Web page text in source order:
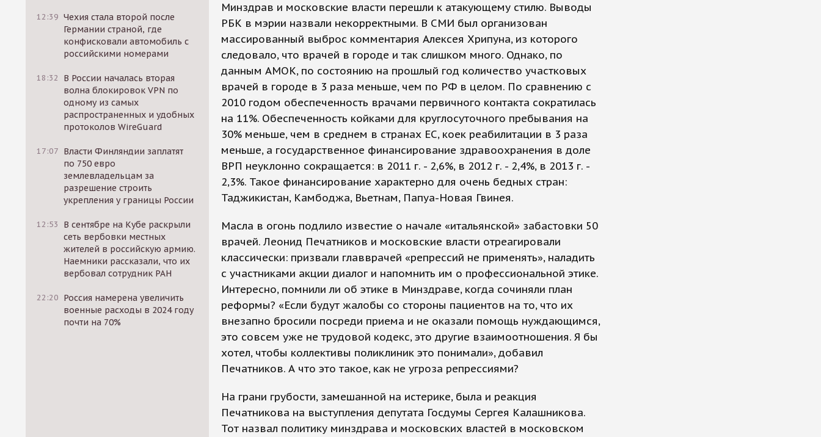
12:39 Чехия стала второй после
Германии страной, где
конфисковали автомобиль с
российскими номерами
18:32
В России началась вторая
волна блокировок VPN по
одному из самых
распространенных и удобных
протоколов WireGuard
17:07 Власти Финляндии заплатят
по 750 евро
землевладельцам за
разрешение строить
укрепления у границы России
12:53
В сентябре на Кубе раскрыли
сеть вербовки местных
жителей в российскую армию.
Наемники рассказали, что их
вербовал сотрудник РАН
22:20 Россия намерена увеличить
военные расходы в 2024 году
почти на 70%
Минздрав и московские власти перешли к атакующему стилю. Выводы
РБК в мэрии назвали некорректными. В СМИ был организован
массированный выброс комментария Алексея Хрипуна, из которого
следовало, что врачей в городе и так слишком много. Однако, по
данным АМОК, по состоянию на прошлый год количество участковых
врачей в городе в 3 раза меньше, чем по РФ в целом. По сравнению с
2010 годом обеспеченность врачами первичного контакта сократилась
на 11%. Обеспеченность койками для круглосуточного пребывания на
30% меньше, чем в среднем в странах ЕС, коек реабилитации в 3 раза
меньше, а государственное финансирование здравоохранения в доле
ВРП неуклонно сокращается: в 2011 г. - 2,6%, в 2012 г. - 2,4%, в 2013 г. -
2,3%. Такое финансирование характерно для очень бедных стран:
Таджикистан, Камбоджа, Вьетнам, Папуа-Новая Гвинея.
Масла в огонь подлило известие о начале «итальянской» забастовки 50
врачей. Леонид Печатников и московские власти отреагировали
классически: призвали главврачей «репрессий не применять», наладить
с участниками акции диалог и напомнить им о профессиональной этике.
Интересно, помнили ли об этике в Минздраве, когда сочиняли план
реформы? «Если будут жалобы со стороны пациентов на то, что их
внезапно бросили посреди приема и не оказали помощь нуждающимся,
это совсем уже не трудовой кодекс, это другие взаимоотношения. Я бы
хотел, чтобы коллективы поликлиник это понимали», добавил
Печатников. А что это такое, как не угроза репрессиями?
На грани грубости, замешанной на истерике, была и реакция
Печатникова на выступления депутата Госдумы Сергея Калашникова.
Тот назвал политику минздрава и московских властей в московском